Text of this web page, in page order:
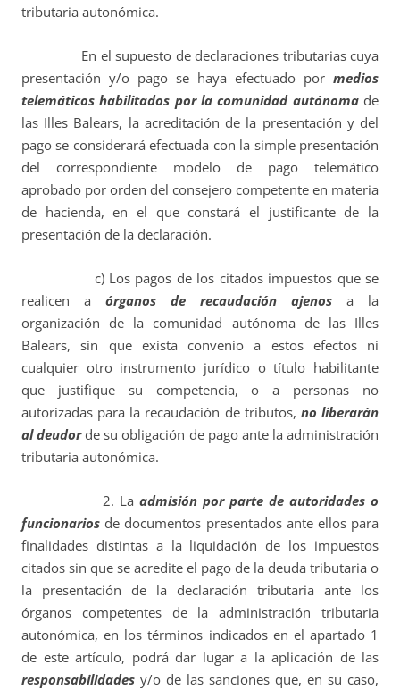
tributaria autonómica.
En el supuesto de declaraciones tributarias cuya
presentación y/o pago se haya efectuado por medios
telemáticos habilitados por la comunidad autónomade
las Illes Balears, la acreditación de la presentación y del
pago se considerará efectuada con la simple presentación
del correspondiente modelo de pago telemático
aprobado por orden del consejero competente en materia
de hacienda, en el que constará el justificante de la
presentación de la declaración.
c) Los pagos de los citados impuestos que se
realicen a órganos de recaudación ajenos a la
organización de la comunidad autónoma de las Illes
Balears, sin que exista convenio a estos efectos ni
cualquier otro instrumento jurídico o título habilitante
que justifique su competencia, o a personas no
autorizadas para la recaudación de tributos, no liberarán
al deudorde su obligación de pago ante la administración
tributaria autonómica.
2. La admisión por parte de autoridades o
funcionarios de documentos presentados ante ellos para
finalidades distintas a la liquidación de los impuestos
citados sin que se acredite el pago de la deuda tributaria o
la presentación de la declaración tributaria ante los
órganos competentes de la administración tributaria
autonómica, en los términos indicados en el apartado 1
de este artículo, podrá dar lugar a la aplicación de las
responsabilidades y/o de las sanciones que, en su caso,